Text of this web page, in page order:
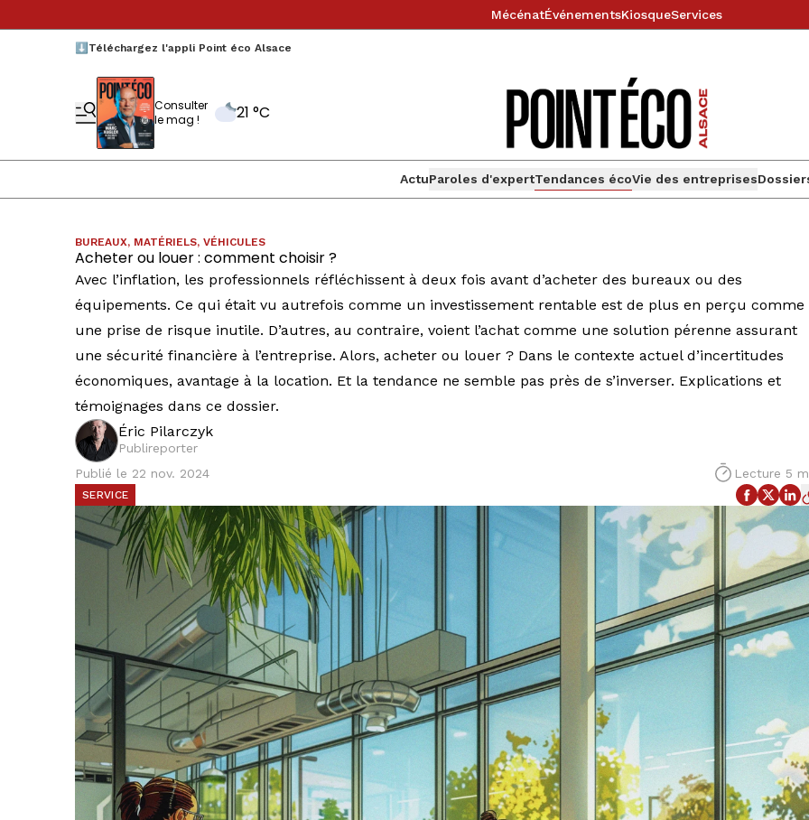
MécénatÉvénementsKiosqueServices
⬇️Téléchargez l'appli Point éco Alsace
Consulter
le mag !
21 °C
ActuParoles d'expertTendances écoVie des entreprises
BUREAUX, MATÉRIELS, VÉHICULES
Acheter ou louer : comment choisir ?
Avec l’inflation, les professionnels réfléchissent à deux fois avant d’acheter des bureaux ou des
équipements. Ce qui était vu autrefois comme un investissement rentable est de plus en perçu comme
une prise de risque inutile. D’autres, au contraire, voient l’achat comme une solution pérenne assurant
une sécurité financière à l’entreprise. Alors, acheter ou louer ? Dans le contexte actuel d’incertitudes
économiques, avantage à la location. Et la tendance ne semble pas près de s’inverser. Explications et
témoignages dans ce dossier.
Éric Pilarczyk
Publireporter
Publié le 22 nov. 2024
Lecture 5
SERVICE